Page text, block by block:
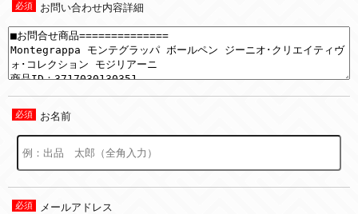
お問い合わせ内容詳細
お名前
メールアドレス